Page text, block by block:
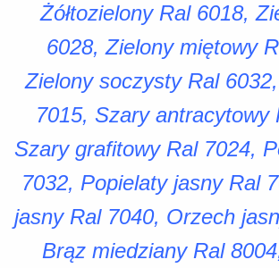
Żółtozielony Ral 6018,
6028, Zielony miętowy
Zielony soczysty Ral
7015, Szary antracytowy
Szary grafitowy Ral 7024,
7032, Popielaty jasny Ral
jasny Ral 7040, Orzech
Brąz miedziany Ral